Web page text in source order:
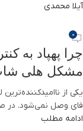
آیلا محمدی
0
مشکل هلی
یکی از
فای وصل نمی‌شود. در
ادامه مطلب